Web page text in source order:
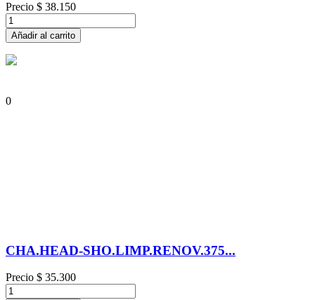
Precio $ 38.150
Añadir al carrito
0
CHA.HEAD-SHO.LIMP.RENOV.375...
Precio $ 35.300